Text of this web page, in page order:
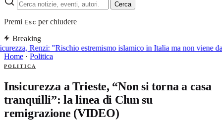
Cerca
Premi Esc per chiudere
Breaking
Renzi: "Rischio estremismo islamico in Italia ma non viene
Home · Politica
POLITICA
Insicurezza a Trieste, “Non si torna a casa
tranquilli”: la linea di Clun su
remigrazione (VIDEO)